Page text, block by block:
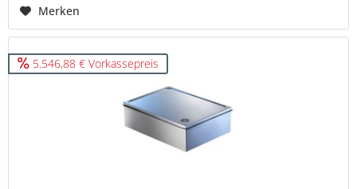
Merken
5.546,88 € Vorkassepreis